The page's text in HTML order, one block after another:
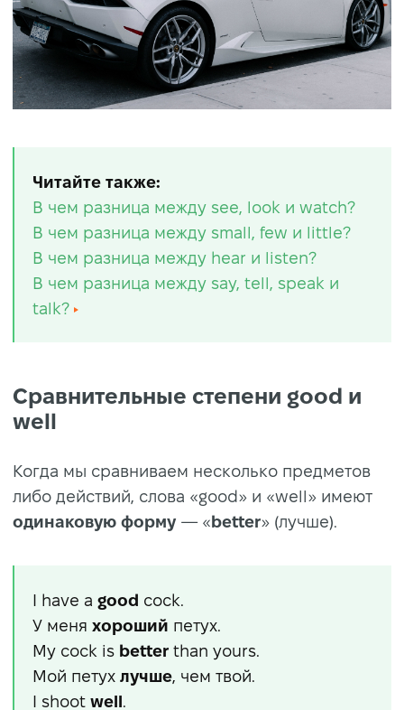
Читайте также:
В чем разница между see, look и watch?
В чем разница между small, few и little?
В чем разница между hear и listen?
В чем разница между say, tell, speak и
talk?
Сравнительные степени good и
well
Когда мы сравниваем несколько предметов
либо действий, слова «good» и «well» имеют
одинаковую форму — « better» (лучше).
I have a good cock.
У меня хороший петух.
My cock is better than yours.
Мой петух лучше, чем твой.
I shoot well .